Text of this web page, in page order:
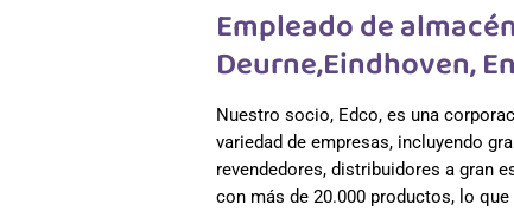
Empleado de
Deurne,Eindhoven,
Nuestro socio, Edco, es una
variedad de empresas, incluyendo
revendedores, distribuidores a gran
con más de 20.000 productos, lo